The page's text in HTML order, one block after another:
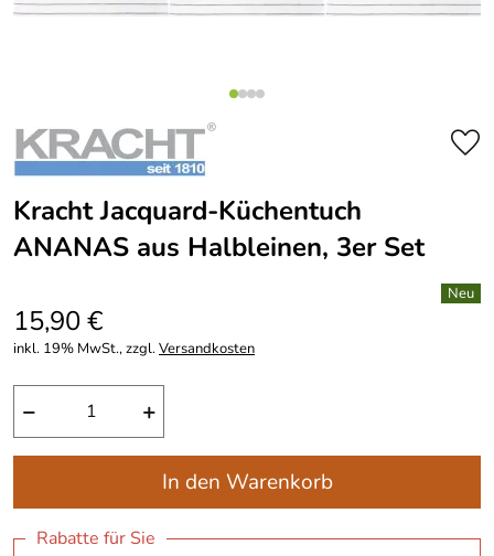
Kracht Jacquard-Küchentuch
ANANAS aus Halbleinen, 3er Set
15,90 €
inkl. 19% MwSt., zzgl.Versandkosten
− +
In den Warenkorb
Rabatte für Sie